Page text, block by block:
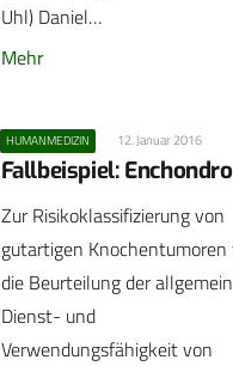
Uhl) Daniel…
Mehr
HUMANMEDIZIN 12. Januar 2016
Fallbeispiel:
Zur Risikoklassifizierung von
gutartigen Knochentumoren
die Beurteilung der
Dienst- und
Verwendungsfähigkeit von